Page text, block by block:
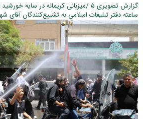
ساعته دفتر تبلیغات اسلامی به تشییع‌کنندگان آقای